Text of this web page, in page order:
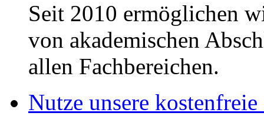
Seit 2010 ermöglichen
von akademischen
allen Fachbereichen.
Nutze unsere